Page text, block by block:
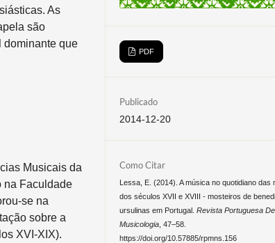
As
são
dominante que
Musicais da
na Faculdade
se na
sobre a
XVI-XIX).
PDF
Publicado
2014-12-20
Como Citar
Lessa, E. (2014). A música no quotidiano das
dos séculos XVII e XVIII - mosteiros de
ursulinas em Portugal.Revista Portuguesa De
Musicologia , 47–58.
https://doi.org/10.57885/rpmns.156